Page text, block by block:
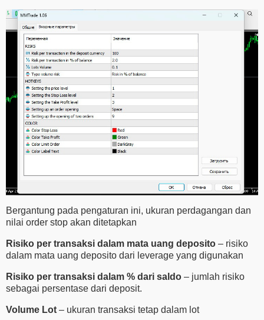
Bergantung pada pengaturan ini, ukuran perdagangan dan
nilai order stop akan ditetapkan
Risiko per transaksi dalam mata uang deposito – risiko
dalam mata uang deposito dari leverage yang digunakan
Risiko per transaksi dalam % dari saldo – jumlah risiko
sebagai persentase dari deposit.
Volume Lot – ukuran transaksi tetap dalam lot